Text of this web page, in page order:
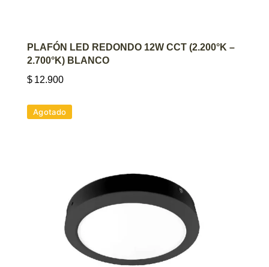
AGREGAR AL CARRITO
PLAFÓN LED REDONDO 12W CCT (2.200°K –
2.700°K) BLANCO
$ 12.900
Agotado